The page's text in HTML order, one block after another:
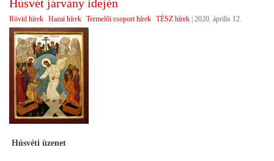
Húsvét járvány idején
Rövid hírek Hazai hírek Termelői csoport hírek TÉSZ hírek 2020. április 12.
Húsvéti üzenet